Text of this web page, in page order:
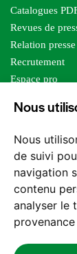
Nous
Nous
de suivi
navigation
contenu
analyser le
Catalogues
Revues de
Relation presse
Recrutement
Espace pro
Foreign rights
Nous